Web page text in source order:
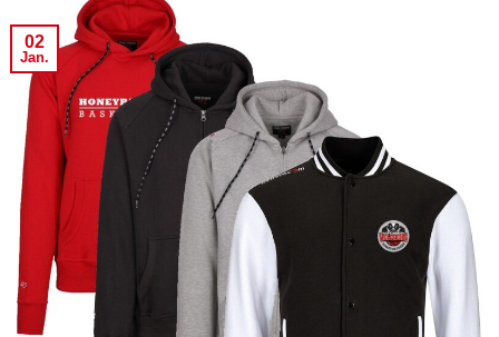
02
Jan.